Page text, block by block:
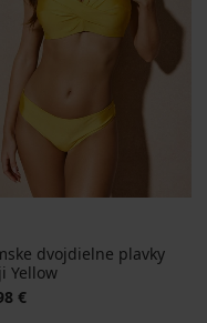
dvojdielne plavky
Yellow
€